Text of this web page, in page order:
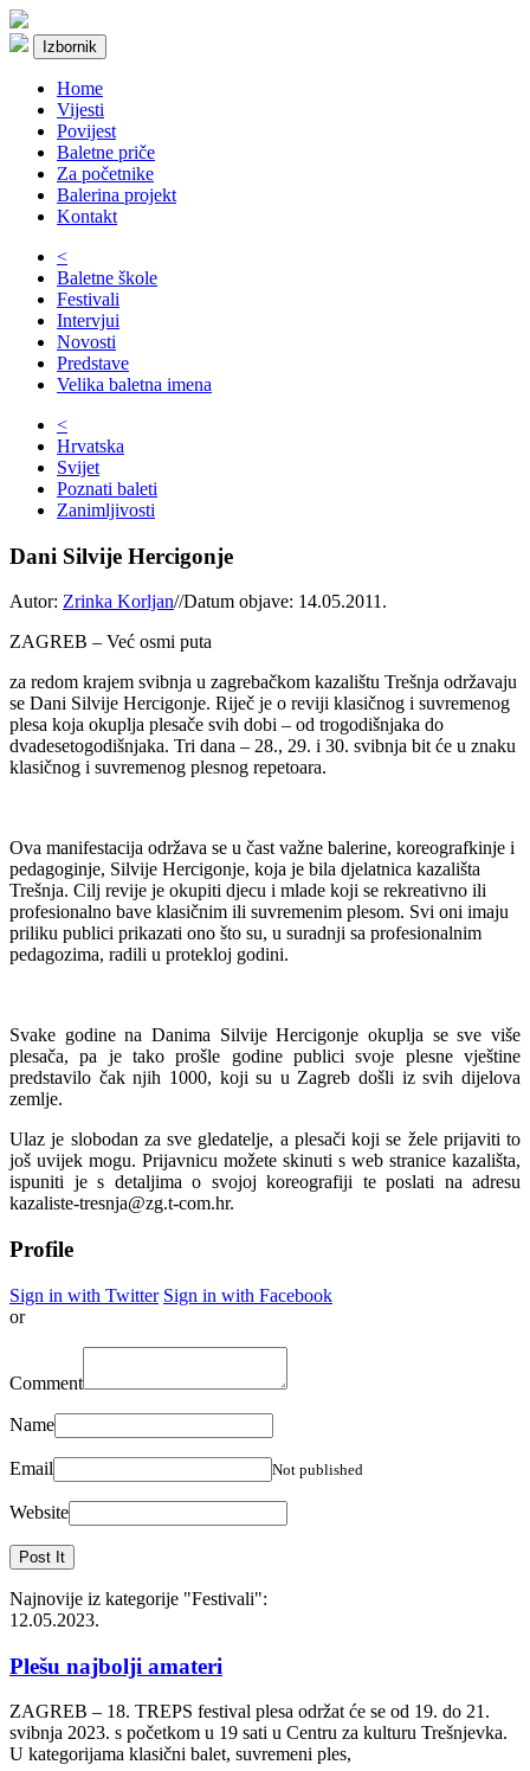
Izbornik
Home
Vijesti
Povijest
Baletne priče
Za početnike
Balerina projekt
Kontakt
<
Baletne škole
Festivali
Intervjui
Novosti
Predstave
Velika baletna imena
<
Hrvatska
Svijet
Poznati baleti
Zanimljivosti
Dani Silvije Hercigonje
Autor: Zrinka Korljan//Datum objave: 14.05.2011.
ZAGREB – Već osmi puta
za redom krajem svibnja u zagrebačkom kazalištu Trešnja održavaju
se Dani Silvije Hercigonje. Riječ je o reviji klasičnog i suvremenog
plesa koja okuplja plesače svih dobi – od trogodišnjaka do
dvadesetogodišnjaka. Tri dana – 28., 29. i 30. svibnja bit će u znaku
klasičnog i suvremenog plesnog repetoara.
Ova manifestacija održava se u čast važne balerine, koreografkinje i
pedagoginje, Silvije Hercigonje, koja je bila djelatnica kazališta
Trešnja. Cilj revije je okupiti djecu i mlade koji se rekreativno ili
profesionalno bave klasičnim ili suvremenim plesom. Svi oni imaju
priliku publici prikazati ono što su, u suradnji sa profesionalnim
pedagozima, radili u protekloj godini.
Svake godine na Danima Silvije Hercigonje okuplja se sve više
plesača, pa je tako prošle godine publici svoje plesne vještine
predstavilo čak njih 1000, koji su u Zagreb došli iz svih dijelova
zemlje.
Ulaz je slobodan za sve gledatelje, a plesači koji se žele prijaviti to
još uvijek mogu. Prijavnicu možete skinuti s web stranice kazališta,
ispuniti je s detaljima o svojoj koreografiji te poslati na adresu
kazaliste-tresnja@zg.t-com.hr.
Profile
Sign in with Twitter Sign in with Facebook
or
Comment
Name
Email Not published
Website
Najnovije iz kategorije "Festivali":
12.05.2023.
Plešu najbolji amateri
ZAGREB – 18. TREPS festival plesa održat će se od 19. do 21.
svibnja 2023. s početkom u 19 sati u Centru za kulturu Trešnjevka.
U kategorijama klasični balet, suvremeni ples,